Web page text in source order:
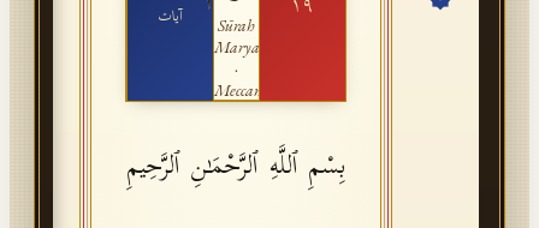
API Documentation
آيات
Sūrah
Maryam
·
Meccan
بِسْمِ ٱللَّهِ ٱلرَّحْمَـٰنِ ٱلرَّحِيمِ